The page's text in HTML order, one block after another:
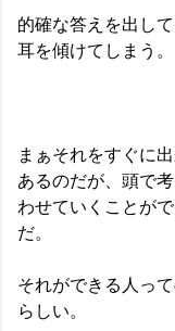
的確な答えを出し
耳を傾けてしまう。
まぁそれをすぐに
あるのだが、頭で
わせていくことが
だ。
それができる人っ
らしい。